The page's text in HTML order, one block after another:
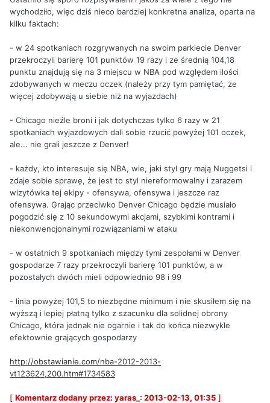
wychodziło, więc dziś nieco bardziej konkretna analiza, oparta na
kilku faktach:
- w 24 spotkaniach rozgrywanych na swoim parkiecie Denver
przekroczyli barierę 101 punktów 19 razy i ze średnią 104,18
punktu znajdują się na 3 miejscu w NBA pod względem ilości
zdobywanych w meczu oczek (należy przy tym pamiętać, że
więcej zdobywają u siebie niż na wyjazdach)
- Chicago nieźle broni i jak dotychczas tylko 6 razy w 21
spotkaniach wyjazdowych dali sobie rzucić powyżej 101 oczek,
ale... nie grali jeszcze z Denver!
- każdy, kto interesuje się NBA, wie, jaki styl gry mają Nuggetsi i
zdaje sobie sprawę, że jest to styl niereformowalny i zarazem
wizytówka tej ekipy - ofensywa, ofensywa i jeszcze raz
ofensywa. Grając przeciwko Denver Chicago będzie musiało
pogodzić się z 10 sekundowymi akcjami, szybkimi kontrami i
niekonwencjonalnymi rozwiązaniami w ataku
- w ostatnich 9 spotkaniach między tymi zespołami w Denver
gospodarze 7 razy przekroczyli barierę 101 punktów, a w
pozostałych dwóch mieli odpowiednio 98 i 99
- linia powyżej 101,5 to niezbędne minimum i nie skusiłem się na
wyższą i lepiej płatną tylko z szacunku dla solidnej obrony
Chicago, która jednak nie ogarnie i tak do końca niezwykle
efektownie grających gospodarzy
http://obstawianie.com/nba-2012-2013-
vt123624,200.htm#1734583
[ Komentarz dodany przez: yaras_: 2013-02-13, 01:35 ]